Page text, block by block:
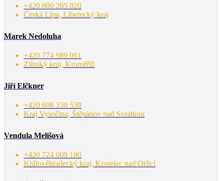
+420 800 205 020
Česká Lípa, Liberecký kraj
Marek Nedoluha
+420 774 989 061
Zlínský kraj, Kroměříž
Jiří Elčkner
+420 608 330 530
Kraj Vysočina, Štěpánov nad Svratkou
Vendula Melišová
+420 724 009 180
Královéhradecký kraj, Kostelec nad Orlicí